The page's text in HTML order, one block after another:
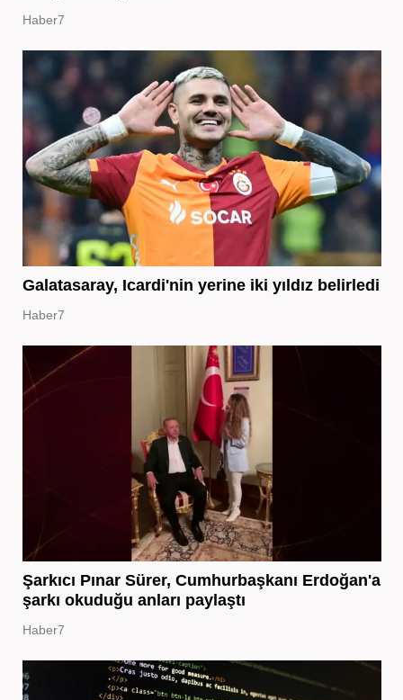
Haber7
Galatasaray, Icardi'nin yerine iki yıldız belirledi
Haber7
Şarkıcı Pınar Sürer, Cumhurbaşkanı Erdoğan'a
şarkı okuduğu anları paylaştı
Haber7